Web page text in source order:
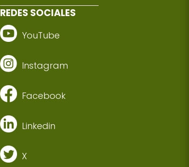
REDES SOCIALES
YouTube
Instagram
Facebook
Linkedin
X